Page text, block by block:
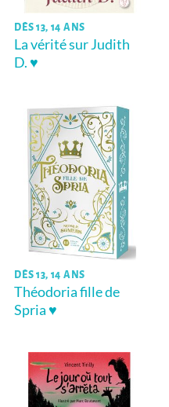
DÈS 13, 14 ANS
La vérité sur Judith
D. ♥
DÈS 13, 14 ANS
Théodoria fille de
Spria ♥